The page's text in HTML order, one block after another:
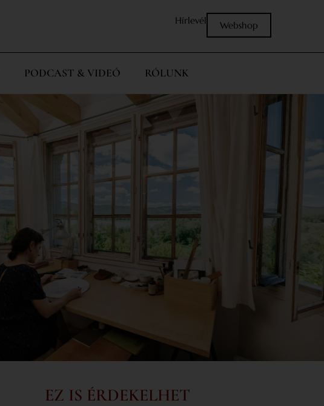
Hírlevél Webshop
PODCAST & VIDEÓ RÓLUNK
EZ IS ÉRDEKELHET